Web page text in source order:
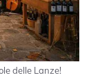
delle Lanze!